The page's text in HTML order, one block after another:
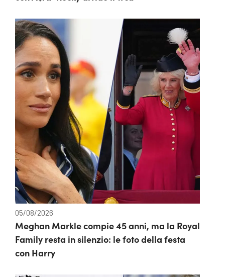
05/08/2026
Meghan Markle compie 45 anni, ma la Royal
Family resta in silenzio: le foto della festa
con Harry